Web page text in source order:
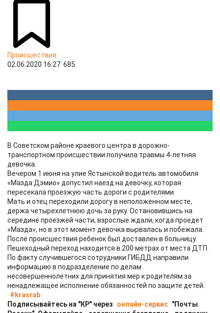
Происшествия
02.06.2020 16:27 685
В Советском районе краевого центра в дорожно-
транспортном происшествии получила травмы 4-летняя
девочка.
Вечером 1 июня на улие Ястынской водитель автомобиля
«Мазда Дэмио» допустил наезд на девочку, которая
пересекала проезжую часть дороги с родителями.
Мать и отец переходили дорогу в неположенном месте,
держа четырехлетнюю дочь за руку. Остановившись на
середине проезжей части, взрослые ждали, когда проедет
«Мазда», но в этот момент девочка вырвалась и побежала.
После происшествия ребенок был доставлен в больницу.
Пешеходный переход находится в 200 метрах от места ДТП.
По факту случившегося сотрудники ГИБДД направили
информацию в подразделение по делам
несовершеннолетних для принятия мер к родителям за
ненадлежащее исполнение обязанностей по защите детей.
#krasrab
Подписывайтесь на "КР" через
онлайн-сервис "Почты